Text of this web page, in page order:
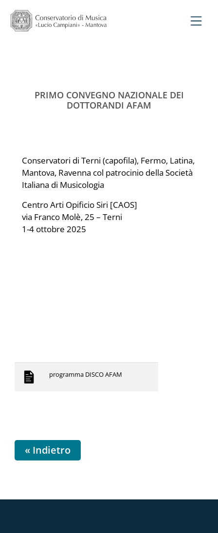
PRIMO CONVEGNO NAZIONALE DEI
DOTTORANDI AFAM
Conservatori di Terni (capofila), Fermo, Latina,
Mantova, Ravenna col patrocinio della Società
Italiana di Musicologia
Centro Arti Opificio Siri [CAOS]
via Franco Molè, 25 – Terni
1-4 ottobre 2025
programma DISCO AFAM
« Indietro